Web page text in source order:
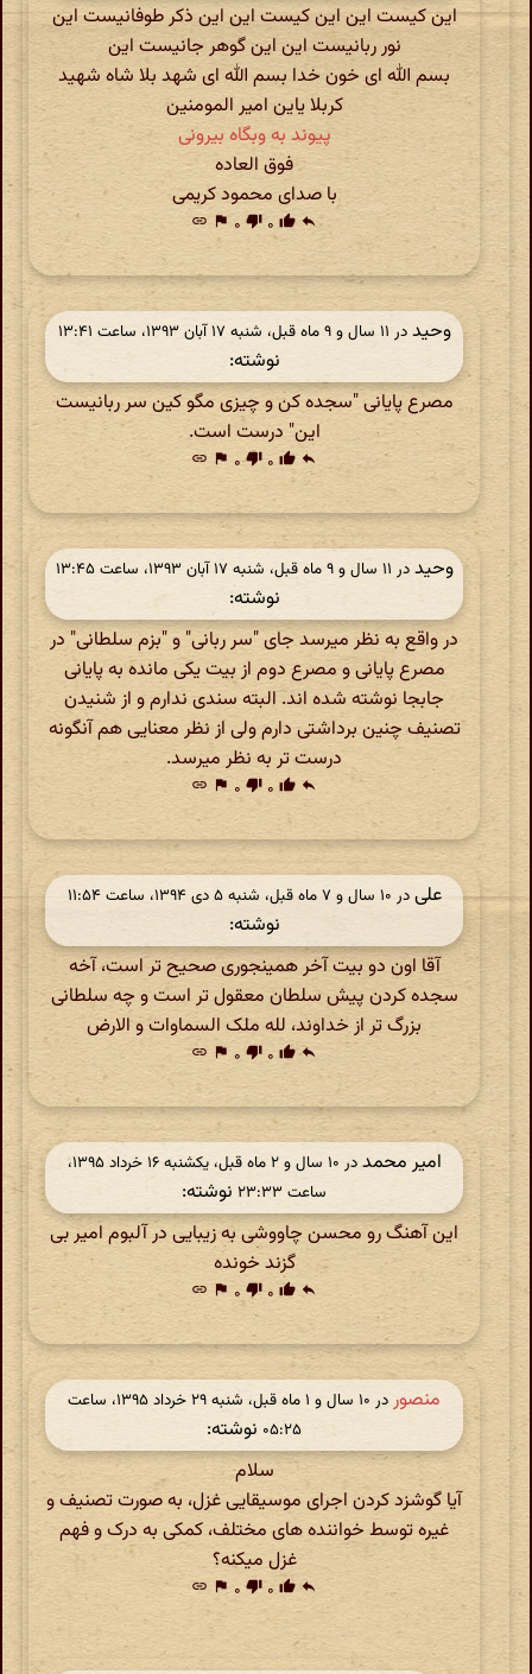
این کیست این این کیست این این ذکر طوفانیست این
نور ربانیست این این گوهر جانیست این
بسم الله ای خون خدا بسم الله ای شهد بلا شاه شهید
کربلا یاین امیر المومنین
پیوند به وبگاه بیرونی
فوق العاده
با صدای محمود کریمی
reply
thumb_up ۰ thumb_down ۰ flag
link
وحیددر ‫۱۱ سال و ۹ ماه قبل، شنبه ۱۷ آبان ۱۳۹۳، ساعت ۱۳:۴۱
نوشته:
مصرع پایانی "سجده کن و چیزی مگو کین سر ربانیست
این" درست است.
reply
thumb_up ۰ thumb_down ۰ flag
link
وحیددر ‫۱۱ سال و ۹ ماه قبل، شنبه ۱۷ آبان ۱۳۹۳، ساعت ۱۳:۴۵
نوشته:
در واقع به نظر میرسد جای "سر ربانی" و "بزم سلطانی" در
مصرع پایانی و مصرع دوم از بیت یکی مانده به پایانی
جابجا نوشته شده اند. البته سندی ندارم و از شنیدن
تصنیف چنین برداشتی دارم ولی از نظر معنایی هم آنگونه
درست تر به نظر میرسد.
reply
thumb_up ۰ thumb_down ۰ flag
link
علیدر ‫۱۰ سال و ۷ ماه قبل، شنبه ۵ دی ۱۳۹۴، ساعت ۱۱:۵۴
نوشته:
آقا اون دو بیت آخر همینجوری صحیح تر است، آخه
سجده کردن پیش سلطان معقول تر است و چه سلطانی
بزرگ تر از خداوند، لله ملک السماوات و الارض
reply
thumb_up ۰ thumb_down ۰ flag
link
امیر محمد
در ‫۱۰ سال و ۲ ماه قبل، یکشنبه ۱۶ خرداد ۱۳۹۵،
ساعت ۲۳:۳۳
نوشته:
این آهنگ رو محسن چاووشی به زیبایی در آلبوم امیر بی
گزند خونده
reply
thumb_up ۰ thumb_down ۰ flag
link
منصور
در ‫۱۰ سال و ۱ ماه قبل، شنبه ۲۹ خرداد ۱۳۹۵، ساعت
۰۵:۲۵ نوشته:
سلام
آیا گوشزد کردن اجرای موسیقایی غزل، به صورت تصنیف و
غیره توسط خواننده های مختلف، کمکی به درک و فهم
غزل میکنه؟
reply
thumb_up ۰ thumb_down ۰ flag
link